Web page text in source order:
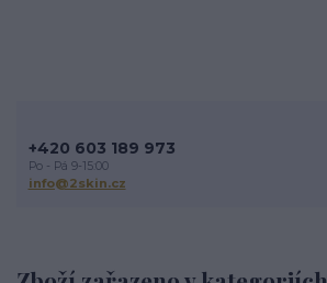
+420 603 189 973
Po - Pá 9-15:00
info@2skin.cz